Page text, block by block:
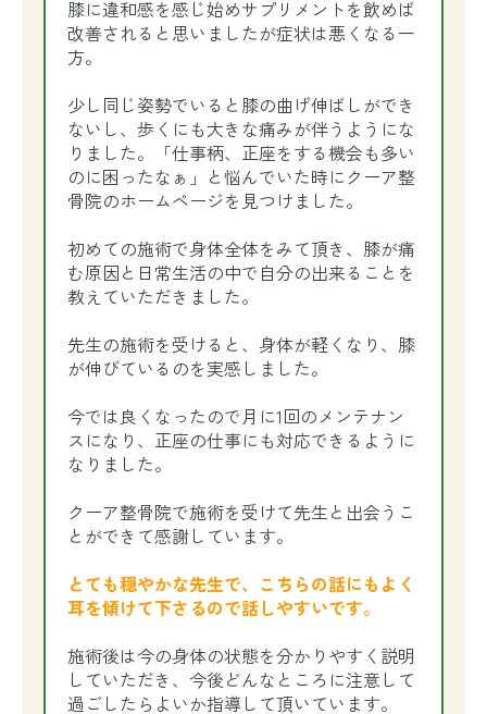
膝に違和感を感じ始めサプリメントを飲めば
改善されると思いましたが症状は悪くなる一
方。
少し同じ姿勢でいると膝の曲げ伸ばしができ
ないし、歩くにも大きな痛みが伴うようにな
りました。「仕事柄、正座をする機会も多い
のに困ったなぁ」と悩んでいた時にクーア整
骨院のホームページを見つけました。
初めての施術で身体全体をみて頂き、膝が痛
む原因と日常生活の中で自分の出来ることを
教えていただきました。
先生の施術を受けると、身体が軽くなり、膝
が伸びているのを実感しました。
今では良くなったので月に1回のメンテナン
スになり、正座の仕事にも対応できるように
なりました。
クーア整骨院で施術を受けて先生と出会うこ
とができて感謝しています。
とても穏やかな先生で、こちらの話にもよく
耳を傾けて下さるので話しやすいです。
施術後は今の身体の状態を分かりやすく説明
していただき、今後どんなところに注意して
過ごしたらよいか指導して頂いています。